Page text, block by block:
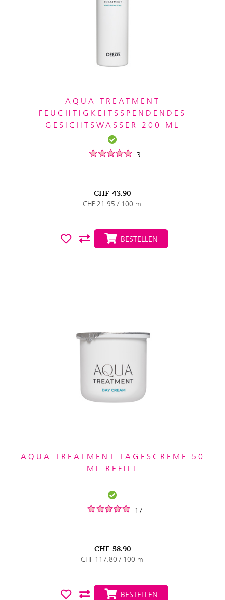
AQUA TREATMENT
FEUCHTIGKEITSSPENDENDES
GESICHTSWASSER 200 ML
3
CHF 43.90
CHF 21.95 / 100 ml
BESTELLEN
AQUA TREATMENT TAGESCREME 50
ML REFILL
17
CHF 58.90
CHF 117.80 / 100 ml
BESTELLEN